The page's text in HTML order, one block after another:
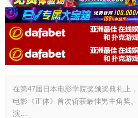
在第47届日本电影学院奖颁奖典礼上
电影《正体》首次斩获最佳男主角奖
演…